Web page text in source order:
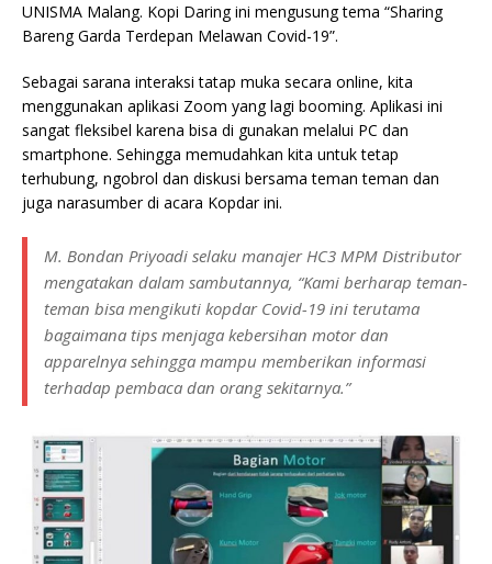
UNISMA Malang. Kopi Daring ini mengusung tema “Sharing
Bareng Garda Terdepan Melawan Covid-19”.
Sebagai sarana interaksi tatap muka secara online, kita
menggunakan aplikasi Zoom yang lagi booming. Aplikasi ini
sangat fleksibel karena bisa di gunakan melalui PC dan
smartphone. Sehingga memudahkan kita untuk tetap
terhubung, ngobrol dan diskusi bersama teman teman dan
juga narasumber di acara Kopdar ini.
M. Bondan Priyoadi selaku manajer HC3 MPM Distributor
mengatakan dalam sambutannya, “Kami berharap teman-
teman bisa mengikuti kopdar Covid-19 ini terutama
bagaimana tips menjaga kebersihan motor dan
apparelnya sehingga mampu memberikan informasi
terhadap pembaca dan orang sekitarnya.”